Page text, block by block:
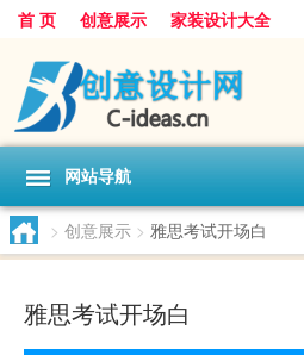
首 页 创意展示 家装设计大全
网站导航
> 创意展示 > 雅思考试开场白
雅思考试开场白